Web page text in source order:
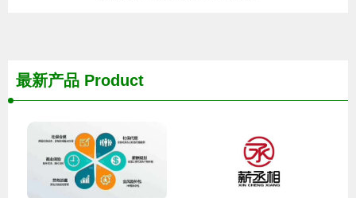
最新产品 Product